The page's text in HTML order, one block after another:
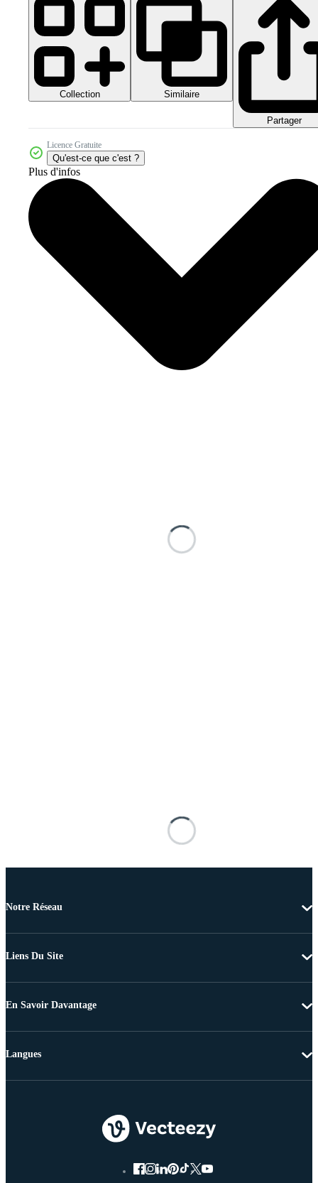
Collection Similaire
Partager
Licence Gratuite
Qu'est-ce que c'est ?
Plus d'infos
Notre Réseau
Liens Du Site
En Savoir Davantage
Langues